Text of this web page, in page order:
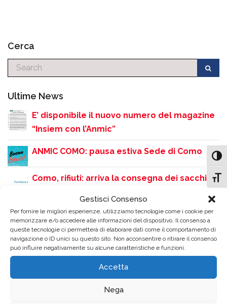
Gestisci Consenso
Per fornire le migliori esperienze, utilizziamo tecnologie come i cookie per
memorizzare e/o accedere alle informazioni del dispositivo. Il consenso a
queste tecnologie ci permetterà di elaborare dati come il comportamento di
navigazione o ID unici su questo sito. Non acconsentire o ritirare il consenso
può influire negativamente su alcune caratteristiche e funzioni.
Accetta
Nega
Cerca
Cerca
Ultime News
E’ disponibile il nuovo numero del magazine
“Insiem con l’Anmic”
ANMIC COMO: pausa estiva Sede di Como
Como, rifiuti: arriva la consegna dei sacchi a
Como si accende sulle note dei Queen:
grande successo per la serata QueenMania
in Piazza Perretta
Rinvio dello Screening Uditivo gratuito
causa ondata di calore